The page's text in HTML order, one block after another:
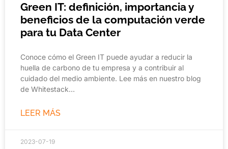
Green IT: definición, importancia y
beneficios de la computación verde
para tu Data Center
Conoce cómo el Green IT puede ayudar a reducir la
huella de carbono de tu empresa y a contribuir al
cuidado del medio ambiente. Lee más en nuestro blog
de Whitestack…
LEER MÁS
2023-07-19